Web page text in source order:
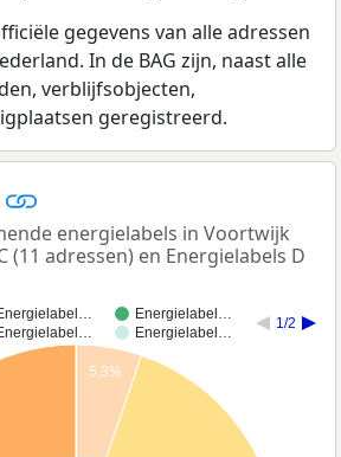
gegevens van alle adressen
In de BAG zijn, naast alle
verblijfsobjecten,
geregistreerd.
energielabels in Voortwijk
(11 adressen) en Energielabels D
Energielabel…
Energielabel…
1/2
5,3%